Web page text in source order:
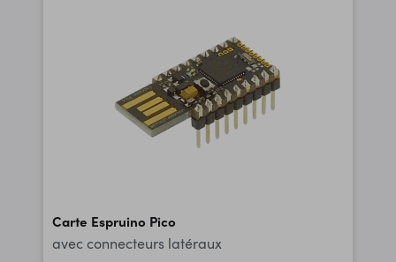
Carte Espruino Pico
avec connecteurs latéraux